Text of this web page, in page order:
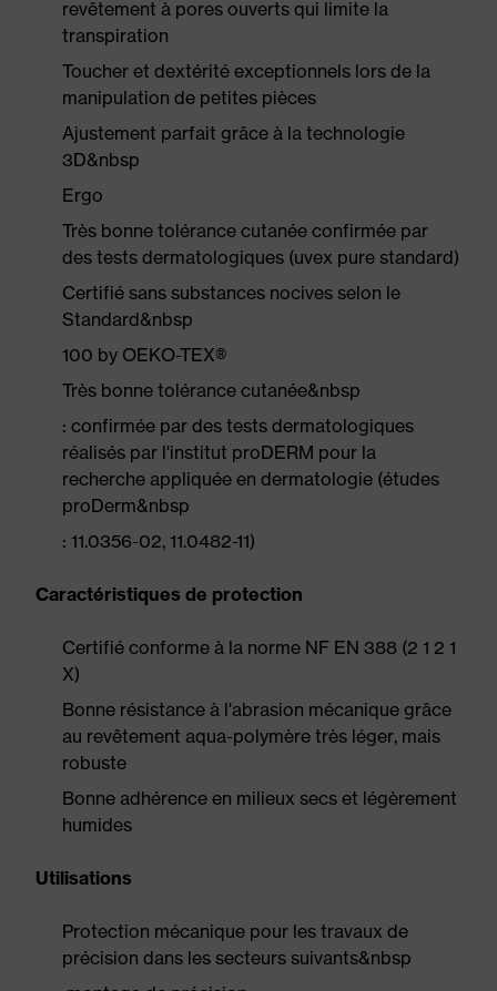
revêtement à pores ouverts qui limite la
transpiration
Toucher et dextérité exceptionnels lors de la
manipulation de petites pièces
Ajustement parfait grâce à la technologie
3D&nbsp
Ergo
Très bonne tolérance cutanée confirmée par
des tests dermatologiques (uvex pure standard)
Certifié sans substances nocives selon le
Standard&nbsp
100 by OEKO-TEX®
Très bonne tolérance cutanée&nbsp
: confirmée par des tests dermatologiques
réalisés par l'institut proDERM pour la
recherche appliquée en dermatologie (études
proDerm&nbsp
: 11.0356-02, 11.0482-11)
Caractéristiques de protection
Certifié conforme à la norme NF EN 388 (2 1 2 1
X)
Bonne résistance à l'abrasion mécanique grâce
au revêtement aqua-polymère très léger, mais
robuste
Bonne adhérence en milieux secs et légèrement
humides
Utilisations
Protection mécanique pour les travaux de
précision dans les secteurs suivants&nbsp